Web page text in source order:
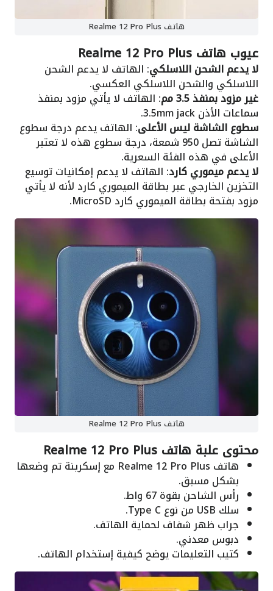
هاتف Realme 12 Pro Plus
عيوب هاتف Realme 12 Pro Plus
لا يدعم الشحن اللاسلكي: الهاتف لا يدعم الشحن
اللاسلكي والشحن اللاسلكي العكسي.
غير مزود بمنفذ 3.5 مم : الهاتف لا يأتي مزود بمنفذ
سماعات الأذن 3.5mm jack.
سطوع الشاشة ليس الأعلى: الهاتف يدعم درجة سطوع
الشاشة تصل 950 شمعة، درجة سطوع هذه لا تعتبر
الأعلى في هذه الفئة السعرية.
لا يدعم ميموري كارد: الهاتف لا يدعم إمكانيات توسيع
التخزين الخارجي عبر بطاقة الميموري كارد لأنه لا يأتي
مزود بفتحة بطاقة الميموري كارد MicroSD.
هاتف Realme 12 Pro Plus
محتوى علبة هاتف Realme 12 Pro Plus
هاتف Realme 12 Pro Plus مع إسكرينة تم وضعها
بشكل مسبق.
رأس الشاحن بقوة 67 واط.
سلك USB من نوع Type C.
جراب ظهر شفاف لحماية الهاتف.
دبوس معدني.
كتيب التعليمات يوضح كيفية إستخدام الهاتف.